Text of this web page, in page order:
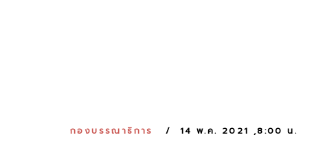
กองบรรณาธิการ 14 พ.ค. 2021 ,8:00 น.